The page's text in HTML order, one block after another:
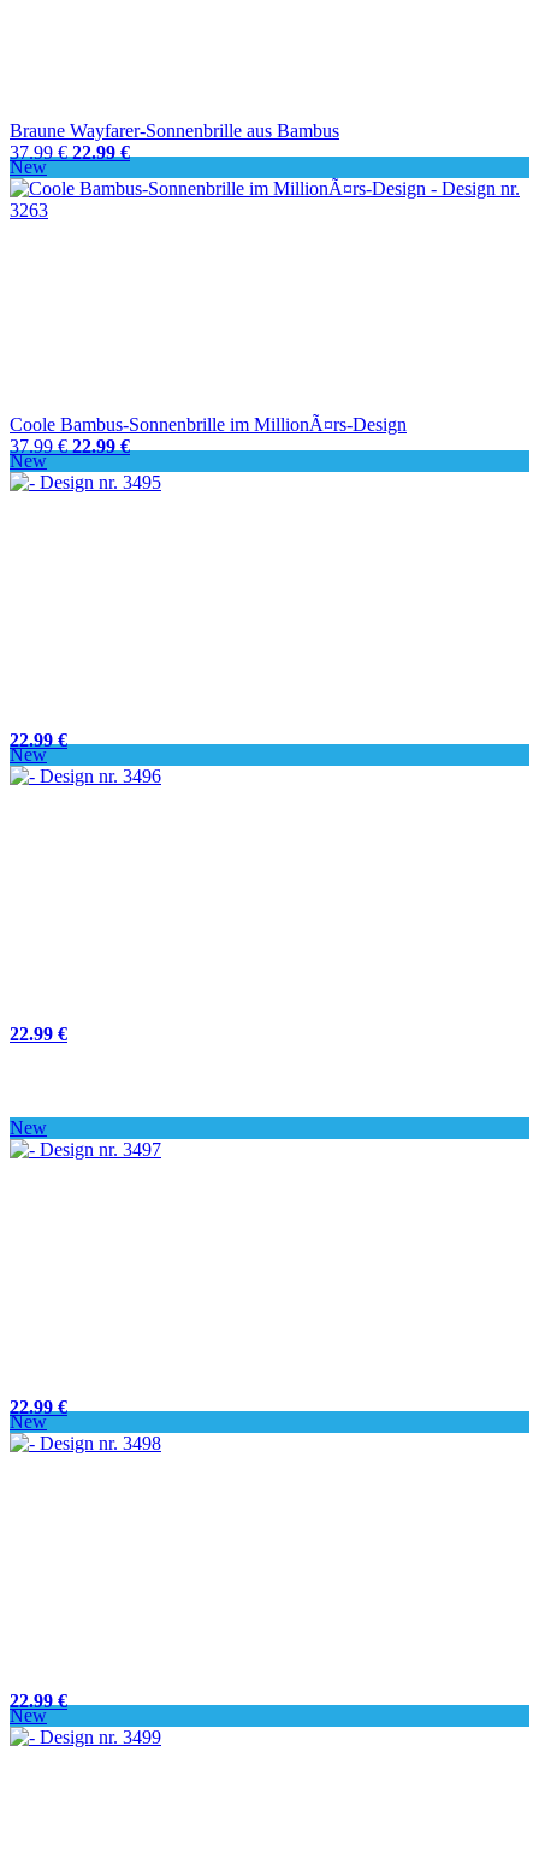
Braune Wayfarer-Sonnenbrille aus Bambus
37.99 € 22.99 €
New
Coole Bambus-Sonnenbrille im MillionÃ¤rs-Design
37.99 € 22.99 €
New
22.99 €
New
22.99 €
New
22.99 €
New
22.99 €
New